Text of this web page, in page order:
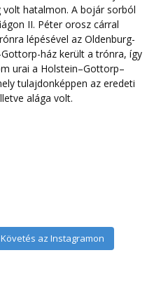
Követés az Instagramon